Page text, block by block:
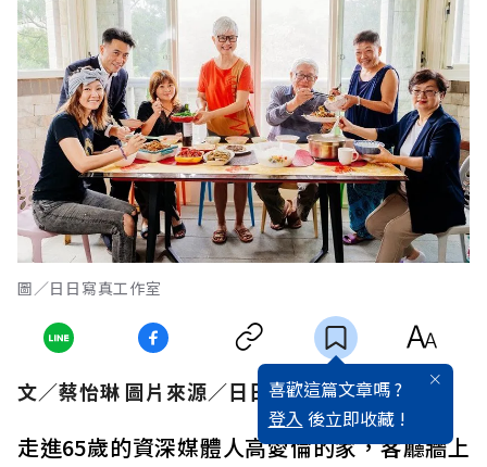
圖／日日寫真工作室
喜歡這篇文章嗎 ?
登入 後立即收藏 !
文／蔡怡琳 圖片來源／日日寫真工作室
走進65歲的資深媒體人高愛倫的家，客廳牆上